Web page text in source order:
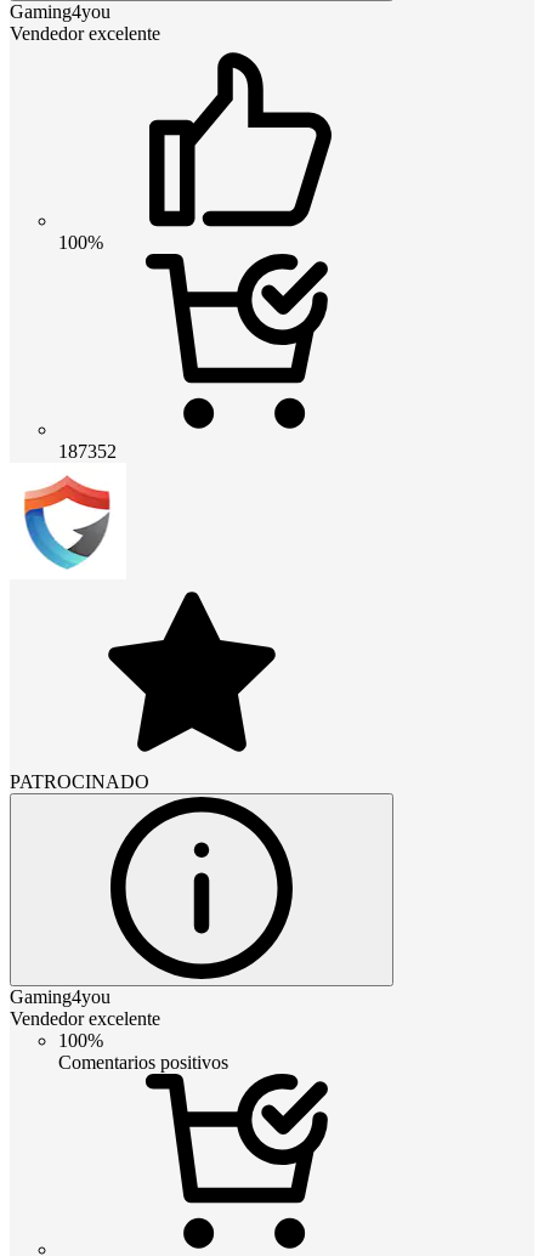
Gaming4you
Vendedor excelente
100%
187352
PATROCINADO
Gaming4you
Vendedor excelente
100%
Comentarios positivos